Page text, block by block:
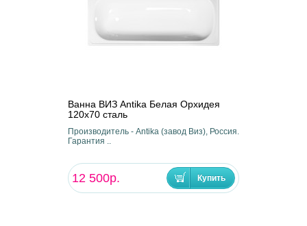
Ванна ВИЗ Antika Белая Орхидея
120х70 сталь
Производитель - Antika (завод Виз), Россия.
Гарантия ..
12 500р.